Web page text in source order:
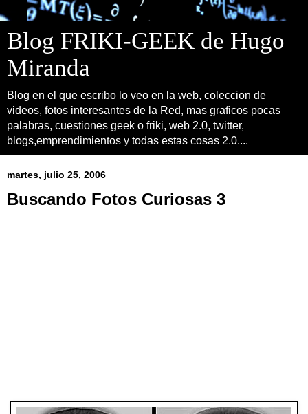
Blog FRIKI-GEEK de Hugo
Miranda
Blog en el que escribo lo veo en la web, coleccion de
videos, fotos interesantes de la Red, mas graficos pocas
palabras, cuestiones geek o friki, web 2.0, twitter,
blogs,emprendimientos y todas estas cosas 2.0....
martes, julio 25, 2006
Buscando Fotos Curiosas 3